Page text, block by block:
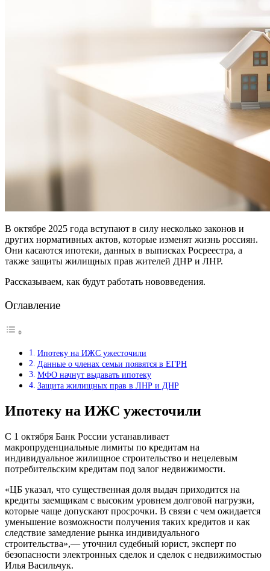
В октябре 2025 года вступают в силу несколько законов и
других нормативных актов, которые изменят жизнь россиян.
Они касаются ипотеки, данных в выписках Росреестра, а
также защиты жилищных прав жителей ДНР и ЛНР.
Рассказываем, как будут работать нововведения.
Оглавление
Ипотеку на ИЖС ужесточили
Данные о членах семьи появятся в ЕГРН
МФО начнут выдавать ипотеку
Защита жилищных прав в ЛНР и ДНР
Ипотеку на ИЖС ужесточили
С 1 октября Банк России устанавливает
макропруденциальные лимиты по кредитам на
индивидуальное жилищное строительство и нецелевым
потребительским кредитам под залог недвижимости.
«ЦБ указал, что существенная доля выдач приходится на
кредиты заемщикам с высоким уровнем долговой нагрузки,
которые чаще допускают просрочки. В связи с чем ожидается
уменьшение возможности получения таких кредитов и как
следствие замедление рынка индивидуального
строительства»,— уточнил судебный юрист, эксперт по
безопасности электронных сделок и сделок с недвижимостью
Илья Васильчук.